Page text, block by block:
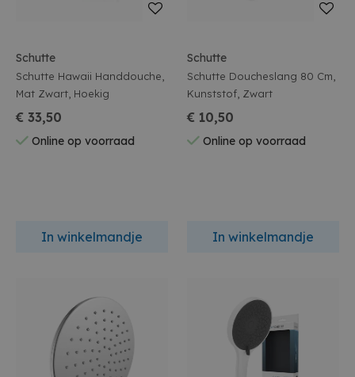
Schutte
Schutte Hawaii Handdouche,
Mat Zwart, Hoekig
€ 33,50
Online op voorraad
In winkelmandje
Schutte
Schutte Doucheslang 80 Cm,
Kunststof, Zwart
€ 10,50
Online op voorraad
In winkelmandje